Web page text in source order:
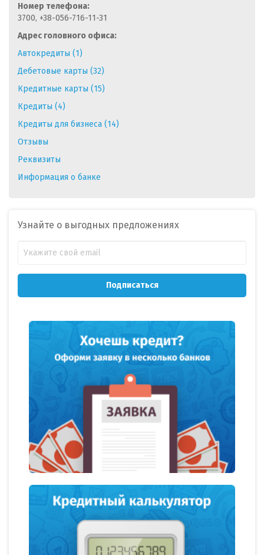
Номер телефона:
3700, +38-056-716-11-31
Адрес головного офиса:
Автокредиты (1)
Дебетовые карты (32)
Кредитные карты (15)
Кредиты (4)
Кредиты для бизнеса (14)
Отзывы
Реквизиты
Информация о банке
Узнайте о выгодных предложениях
Подписаться